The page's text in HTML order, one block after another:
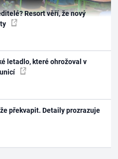
Resort věří, že nový
letadlo, které ohrožoval v
překvapit. Detaily prozrazuje